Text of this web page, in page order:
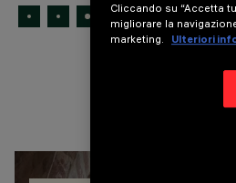
Cliccando su “Accetta
migliorare la
marketing.
Ulteriori